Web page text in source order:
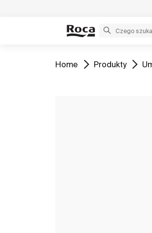
Zobacz
Home Zobacz
Produkty